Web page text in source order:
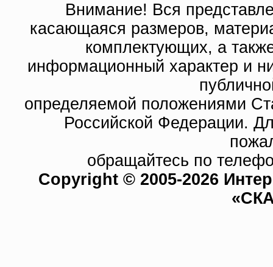
Внимание! Вся
касающаяся размеров,
комплектующих, а
информационный характер и
определяемой положениями
Российской Федерации.
обращайтесь по
Copyright © 2005-2026